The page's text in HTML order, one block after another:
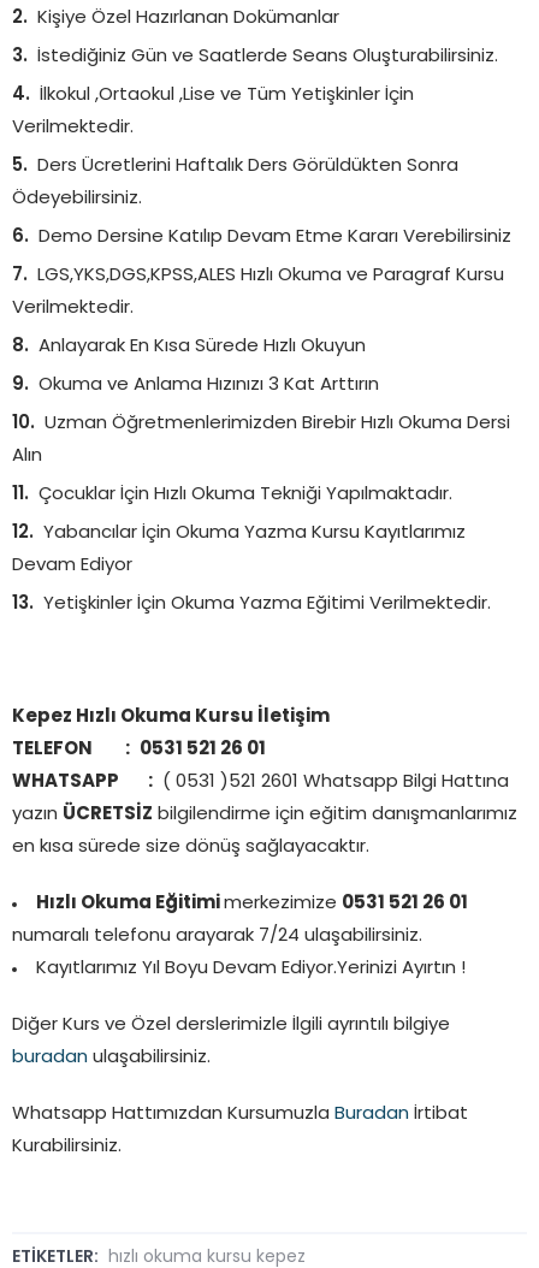
Kişiye Özel Hazırlanan Dokümanlar
İstediğiniz Gün ve Saatlerde Seans Oluşturabilirsiniz.
İlkokul ,Ortaokul ,Lise ve Tüm Yetişkinler İçin
Verilmektedir.
Ders Ücretlerini Haftalık Ders Görüldükten Sonra
Ödeyebilirsiniz.
Demo Dersine Katılıp Devam Etme Kararı Verebilirsiniz
LGS,YKS,DGS,KPSS,ALES Hızlı Okuma ve Paragraf Kursu
Verilmektedir.
Anlayarak En Kısa Sürede Hızlı Okuyun
Okuma ve Anlama Hızınızı 3 Kat Arttırın
Uzman Öğretmenlerimizden Birebir Hızlı Okuma Dersi
Alın
Çocuklar İçin Hızlı Okuma Tekniği Yapılmaktadır.
Yabancılar İçin Okuma Yazma Kursu Kayıtlarımız
Devam Ediyor
Yetişkinler İçin Okuma Yazma Eğitimi Verilmektedir.
Kepez Hızlı Okuma Kursu İletişim
TELEFON : 0531 521 26 01
WHATSAPP : ( 0531 )521 2601 Whatsapp Bilgi Hattına
yazın ÜCRETSİZ bilgilendirme için eğitim danışmanlarımız
en kısa sürede size dönüş sağlayacaktır.
Hızlı Okuma Eğitimi merkezimize 0531 521 26 01
numaralı telefonu arayarak 7/24 ulaşabilirsiniz.
Kayıtlarımız Yıl Boyu Devam Ediyor.Yerinizi Ayırtın !
Diğer Kurs ve Özel derslerimizle İlgili ayrıntılı bilgiye
buradan ulaşabilirsiniz.
Whatsapp Hattımızdan Kursumuzla Buradan İrtibat
Kurabilirsiniz.
ETİKETLER: hızlı okuma kursu kepez